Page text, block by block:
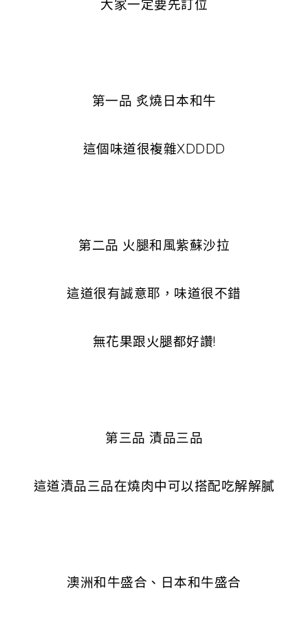
大家一定要先訂位
第一品 炙燒日本和牛
這個味道很複雜XDDDD
第二品 火腿和風紫蘇沙拉
這道很有誠意耶，味道很不錯
無花果跟火腿都好讚!
第三品 漬品三品
這道漬品三品在燒肉中可以搭配吃解解膩
澳洲和牛盛合、日本和牛盛合